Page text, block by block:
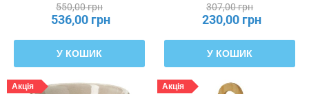
550,00 грн
536,00 грн
У КОШИК
307,00 грн
230,00 грн
У КОШИК
Акція
Акція